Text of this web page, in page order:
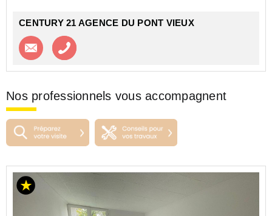
CENTURY 21 AGENCE DU PONT VIEUX
Contacter l'agence
Nos professionnels vous accompagnent